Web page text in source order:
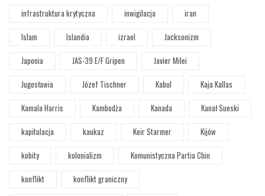
infrastruktura krytyczna
inwigilacja
iran
Islam
Islandia izrael
Jacksonizm
Japonia
JAS-39 E/F Gripen
Javier Milei
Jugosławia
Józef Tischner Kabul
Kaja Kallas
Kamala Harris
Kambodża Kanada
Kanał Sueski
kapitulacja
kaukaz Keir Starmer
Kijów
kobity
kolonializm
Komunistyczna Partia Chin
konflikt
konflikt graniczny